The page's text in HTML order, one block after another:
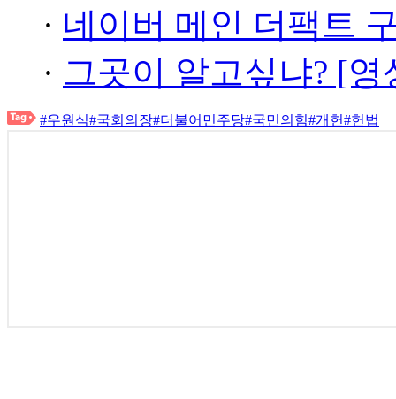
· 네이버 메인 더팩트
· 그곳이 알고싶냐? [
#우원식#국회의장#더불어민주당#국민의힘#개헌#헌법